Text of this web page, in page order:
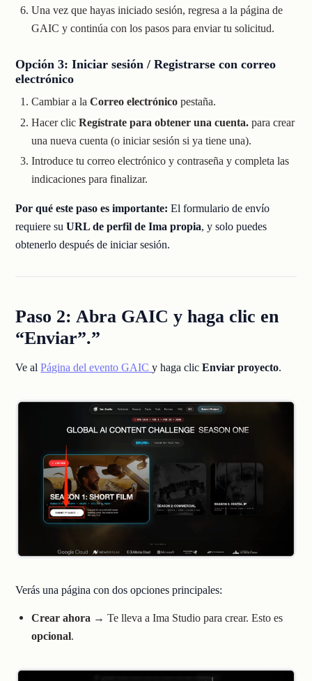
Una vez que hayas iniciado sesión, regresa a la página de
GAIC y continúa con los pasos para enviar tu solicitud.
Opción 3: Iniciar sesión / Registrarse con correo
electrónico
Cambiar a laCorreo electrónico pestaña.
Hacer clicRegístrate para obtener una cuenta. para crear
una nueva cuenta (o iniciar sesión si ya tiene una).
Introduce tu correo electrónico y contraseña y completa las
indicaciones para finalizar.
Por qué este paso es importante: El formulario de envío
requiere suURL de perfil de Ima propia, y solo puedes
obtenerlo después de iniciar sesión.
Paso 2: Abra GAIC y haga clic en
“Enviar”.”
Ve alPágina del evento GAICy haga clicEnviar proyecto.
Verás una página con dos opciones principales:
Crear ahora → Te lleva a Ima Studio para crear. Esto es
opcional.